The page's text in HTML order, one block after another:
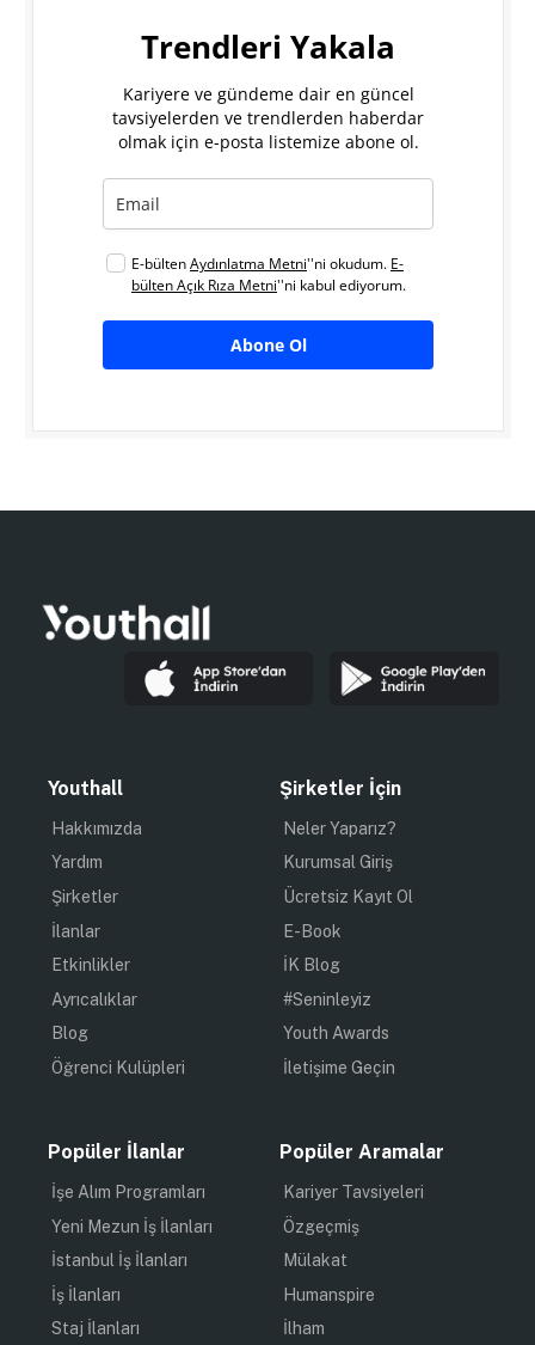
Trendleri Yakala
Kariyere ve gündeme dair en güncel
tavsiyelerden ve trendlerden haberdar
olmak için e-posta listemize abone ol.
E-bültenAydınlatma Metni''ni okudum. E-
bülten Açık Rıza Metni''ni kabul ediyorum.
Abone Ol
Youthall
Hakkımızda
Yardım
Şirketler
İlanlar
Etkinlikler
Ayrıcalıklar
Blog
Öğrenci Kulüpleri
Şirketler İçin
Neler Yaparız?
Kurumsal Giriş
Ücretsiz Kayıt Ol
E-Book
İK Blog
#Seninleyiz
Youth Awards
İletişime Geçin
Popüler İlanlar
İşe Alım Programları
Yeni Mezun İş İlanları
İstanbul İş İlanları
İş İlanları
Staj İlanları
Popüler Aramalar
Kariyer Tavsiyeleri
Özgeçmiş
Mülakat
Humanspire
İlham